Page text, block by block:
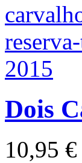
Dois
10,95 €